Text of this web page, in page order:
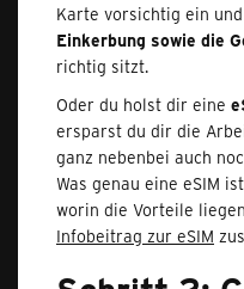
Karte vorsichtig ein
Einkerbung sowie die
richtig sitzt.
Oder du holst dir eine
ersparst du dir die
ganz nebenbei auch
Was genau eine eSIM
worin die Vorteile
Infobeitrag zur eSIM